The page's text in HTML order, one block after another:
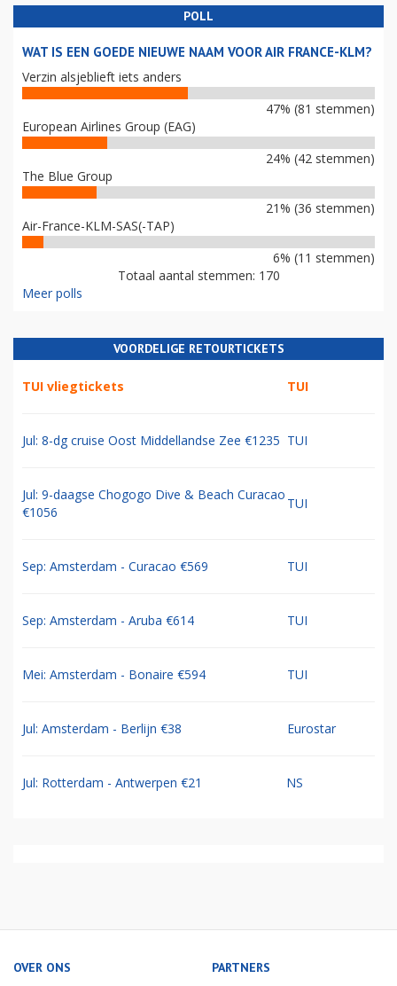
POLL
WAT IS EEN GOEDE NIEUWE NAAM VOOR AIR FRANCE-KLM?
Verzin alsjeblieft iets anders
47% (81 stemmen)
European Airlines Group (EAG)
24% (42 stemmen)
The Blue Group
21% (36 stemmen)
Air-France-KLM-SAS(-TAP)
6% (11 stemmen)
Totaal aantal stemmen: 170
Meer polls
VOORDELIGE RETOURTICKETS
TUI vliegtickets TUI
Jul: 8-dg cruise Oost Middellandse Zee €1235 TUI
Jul: 9-daagse Chogogo Dive & Beach Curacao
€1056
TUI
Sep: Amsterdam - Curacao €569 TUI
Sep: Amsterdam - Aruba €614 TUI
Mei: Amsterdam - Bonaire €594 TUI
Jul: Amsterdam - Berlijn €38 Eurostar
Jul: Rotterdam - Antwerpen €21 NS
OVER ONS PARTNERS